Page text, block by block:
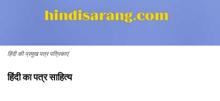
हिंदी की प्रमुख पत्र पत्रिकाएं
हिंदी का पत्र साहित्य